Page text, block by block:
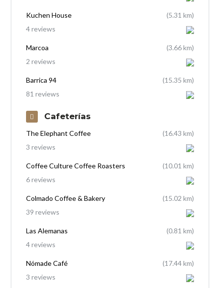
Kuchen House
(5.31 km)
4 reviews
Marcoa
(3.66 km)
2 reviews
Barrica 94
(15.35 km)
81 reviews
Cafeterías
The Elephant Coffee
(16.43 km)
3 reviews
Coffee Culture Coffee Roasters
(10.01 km)
6 reviews
Colmado Coffee & Bakery
(15.02 km)
39 reviews
Las Alemanas
(0.81 km)
4 reviews
Nómade Café
(17.44 km)
3 reviews